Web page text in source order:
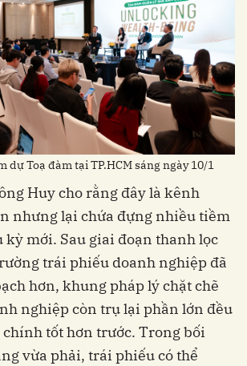
dự Toạ đàm tại TP.HCM sáng ngày 10/1
Huy cho rằng đây là kênh
nhưng lại chứa đựng nhiều tiềm
kỳ mới. Sau giai đoạn thanh lọc
trái phiếu doanh nghiệp đã
hơn, khung pháp lý chặt chẽ
nghiệp còn trụ lại phần lớn đều
tốt hơn trước. Trong bối
vừa phải, trái phiếu có thể